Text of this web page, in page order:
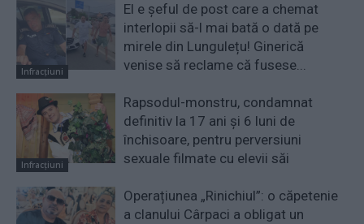
Infracțiuni
El e șeful de post care a chemat
interlopii să-l mai bată o dată pe
mirele din Lungulețu! Ginerică
venise să reclame că fusese...
Infracțiuni
Rapsodul-monstru, condamnat
definitiv la 17 ani și 6 luni de
închisoare, pentru perversiuni
sexuale filmate cu elevii săi
Operațiunea „Rinichiul”: o căpetenie
a clanului Cârpaci a obligat un